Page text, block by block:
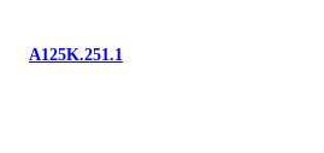
A125K.251.1